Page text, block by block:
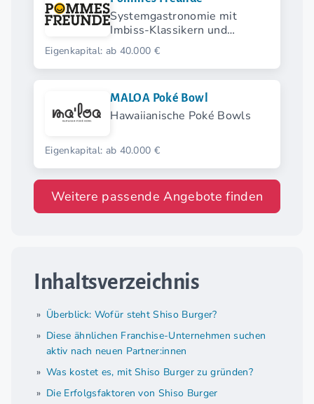
Systemgastronomie mit
Imbiss-Klassikern und
modernen Streetfood-
Highlights.
Eigenkapital: ab 40.000 €
MALOA Poké Bowl
Hawaiianische Poké Bowls
Eigenkapital: ab 40.000 €
Weitere passende Angebote finden
Inhaltsverzeichnis
Überblick: Wofür steht Shiso Burger?
Diese ähnlichen Franchise-Unternehmen suchen
aktiv nach neuen Partner:innen
Was kostet es, mit Shiso Burger zu gründen?
Die Erfolgsfaktoren von Shiso Burger